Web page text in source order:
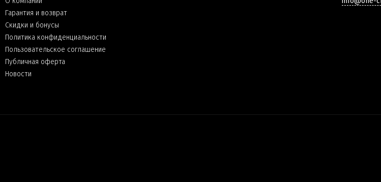
Гарантия и возврат
Скидки и бонусы
Политика конфиденциальности
Пользовательское соглашение
Публичная оферта
Новости